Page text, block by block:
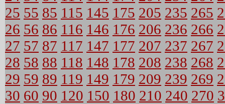
25 55 85 115 145 175 205 235 265
26 56 86 116 146 176 206 236 266
27 57 87 117 147 177 207 237 267
28 58 88 118 148 178 208 238 268
29 59 89 119 149 179 209 239 269
30 60 90 120 150 180 210 240 270